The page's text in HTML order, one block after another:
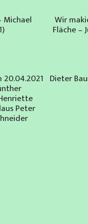
Michael Wir
Fläche –
Peter
Dieter